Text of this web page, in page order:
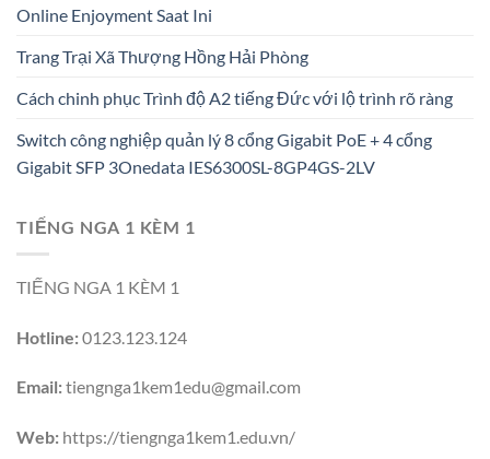
Online Enjoyment Saat Ini
Trang Trại Xã Thượng Hồng Hải Phòng
Cách chinh phục Trình độ A2 tiếng Đức với lộ trình rõ ràng
Switch công nghiệp quản lý 8 cổng Gigabit PoE + 4 cổng
Gigabit SFP 3Onedata IES6300SL-8GP4GS-2LV
TIẾNG NGA 1 KÈM 1
TIẾNG NGA 1 KÈM 1
Hotline:0123.123.124
Email:tiengnga1kem1edu@gmail.com
Web: https://tiengnga1kem1.edu.vn/